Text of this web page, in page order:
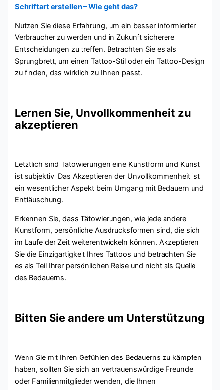
Schriftart erstellen – Wie geht das?
Nutzen Sie diese Erfahrung, um ein besser informierter
Verbraucher zu werden und in Zukunft sicherere
Entscheidungen zu treffen. Betrachten Sie es als
Sprungbrett, um einen Tattoo-Stil oder ein Tattoo-Design
zu finden, das wirklich zu Ihnen passt.
Lernen Sie, Unvollkommenheit zu
akzeptieren
Letztlich sind Tätowierungen eine Kunstform und Kunst
ist subjektiv. Das Akzeptieren der Unvollkommenheit ist
ein wesentlicher Aspekt beim Umgang mit Bedauern und
Enttäuschung.
Erkennen Sie, dass Tätowierungen, wie jede andere
Kunstform, persönliche Ausdrucksformen sind, die sich
im Laufe der Zeit weiterentwickeln können. Akzeptieren
Sie die Einzigartigkeit Ihres Tattoos und betrachten Sie
es als Teil Ihrer persönlichen Reise und nicht als Quelle
des Bedauerns.
Bitten Sie andere um Unterstützung
Wenn Sie mit Ihren Gefühlen des Bedauerns zu kämpfen
haben, sollten Sie sich an vertrauenswürdige Freunde
oder Familienmitglieder wenden, die Ihnen